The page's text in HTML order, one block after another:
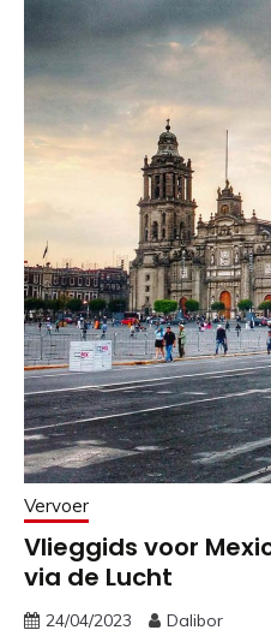
Vervoer
Vlieggids voor
via de Lucht
24/04/2023 Dalibor